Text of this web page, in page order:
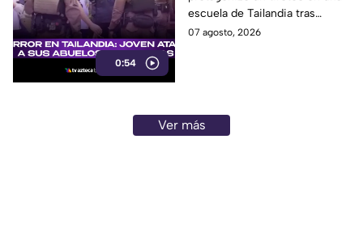
0:54
siete muertos y 15
heridos
escuela de Tailandia tras
presuntamente atacar primero
07 agosto, 2026
Ver más